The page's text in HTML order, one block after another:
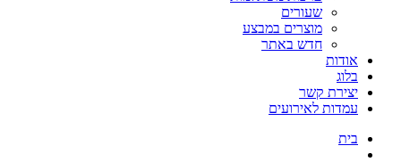
שעורים
מוצרים במבצע
חדש באתר
אודות
בלוג
יצירת קשר
עמדות לאירועים
בית